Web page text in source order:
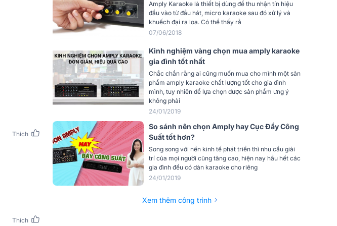
Thích
Thích
Trọng lượng 11.6kg
Amply Karaoke là thiết bị dùng để thu nhận tín hiệu
đầu vào từ đầu hát, micro karaoke sau đó xử lý và
khuếch đại ra loa. Có thể thấy rằ
07/06/2018
Kinh nghiệm vàng chọn mua amply karaoke
gia đình tốt nhất
Chắc chắn rằng ai cũng muốn mua cho mình một sản
phẩm amply karaoke chất lượng tốt cho gia đình
mình, tuy nhiên để lựa chọn được sản phẩm ưng ý
không phải
24/01/2019
So sánh nên chọn Amply hay Cục Đẩy Công
Suất tốt hơn?
Song song với nền kinh tế phát triển thì nhu cầu giải
trí của mọi người cũng tăng cao, hiện nay hầu hết các
gia đình đều có dàn karaoke cho riêng
24/01/2019
Xem thêm công trình